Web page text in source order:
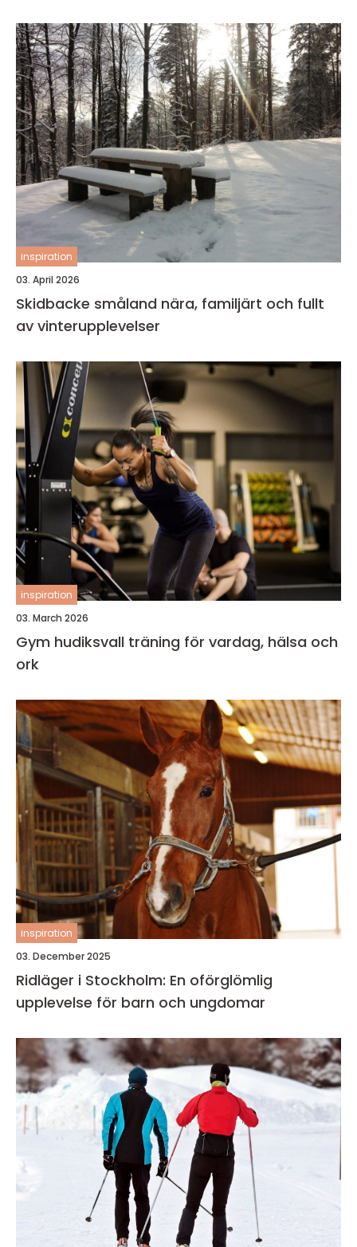
inspiration
03. April 2026
Skidbacke småland nära, familjärt och fullt
av vinterupplevelser
inspiration
03. March 2026
Gym hudiksvall träning för vardag, hälsa och
ork
inspiration
03. December 2025
Ridläger i Stockholm: En oförglömlig
upplevelse för barn och ungdomar